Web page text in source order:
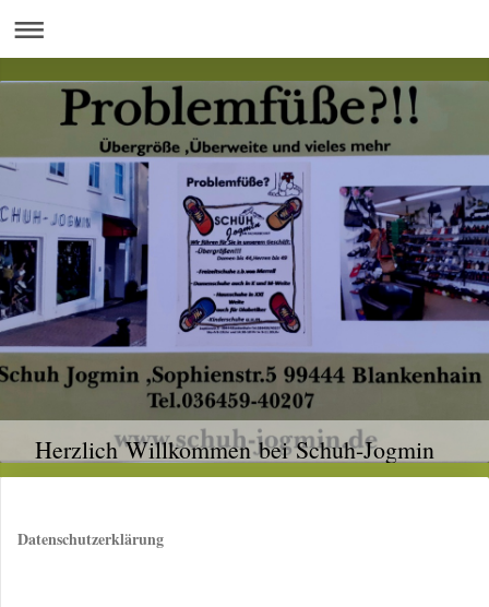
Herzlich Willkommen bei Schuh-Jogmin
Datenschutzerklärung